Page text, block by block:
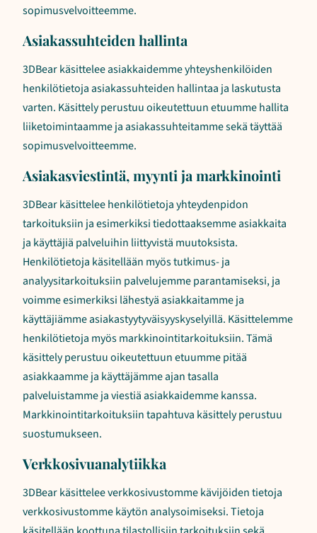
sopimusvelvoitteemme.
Asiakassuhteiden hallinta
3DBear käsittelee asiakkaidemme yhteyshenkilöiden
henkilötietoja asiakassuhteiden hallintaa ja laskutusta
varten. Käsittely perustuu oikeutettuun etuumme hallita
liiketoimintaamme ja asiakassuhteitamme sekä täyttää
sopimusvelvoitteemme.
Asiakasviestintä, myynti ja markkinointi
3DBear käsittelee henkilötietoja yhteydenpidon
tarkoituksiin ja esimerkiksi tiedottaaksemme asiakkaita
ja käyttäjiä palveluihin liittyvistä muutoksista.
Henkilötietoja käsitellään myös tutkimus- ja
analyysitarkoituksiin palvelujemme parantamiseksi, ja
voimme esimerkiksi lähestyä asiakkaitamme ja
käyttäjiämme asiakastyytyväisyyskyselyillä. Käsittelemme
henkilötietoja myös markkinointitarkoituksiin. Tämä
käsittely perustuu oikeutettuun etuumme pitää
asiakkaamme ja käyttäjämme ajan tasalla
palveluistamme ja viestiä asiakkaidemme kanssa.
Markkinointitarkoituksiin tapahtuva käsittely perustuu
suostumukseen.
Verkkosivuanalytiikka
3DBear käsittelee verkkosivustomme kävijöiden tietoja
verkkosivustomme käytön analysoimiseksi. Tietoja